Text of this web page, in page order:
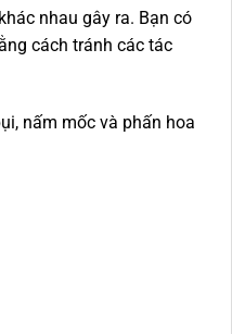
nhau gây ra. Bạn có
cách tránh các tác
nấm mốc và phấn hoa